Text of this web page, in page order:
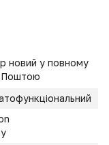
новий у повному
Поштою